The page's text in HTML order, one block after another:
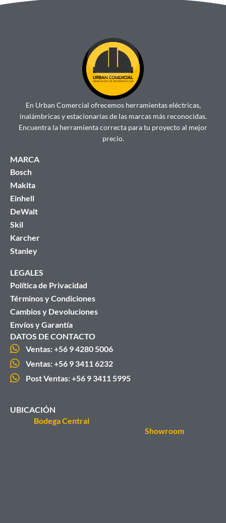
En Urban Comercial ofrecemos herramientas eléctricas,
inalámbricas y estacionarias de las marcas más reconocidas.
Encuentra la herramienta correcta para tu proyecto al mejor
precio.
MARCA
Bosch
Makita
Einhell
DeWalt
Skil
Karcher
Stanley
LEGALES
Política de Privacidad
Términos y Condiciones
Cambios y Devoluciones
Envíos y Garantía
DATOS DE CONTACTO
Ventas: +56 9 4280 5006
Ventas: +56 9 3411 6232
Post Ventas: +56 9 3411 5995
UBICACIÓN
Bodega Central
Showroom